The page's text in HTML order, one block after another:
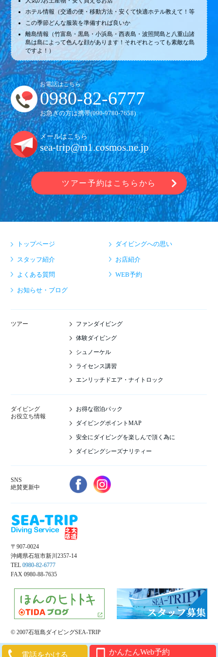
ホテル情報（交通の便・移動方法・安くて快適ホテル教えて！等
この季節どんな服装を準備すれば良いか
離島情報（竹富島・黒島・小浜島・西表島・波照間島と八重山諸
島は島によって色んな顔があります！それぞれとっても素敵な島
ですよ！）
お電話はこちら
0980-82-6777
お急ぎの方は携帯(090-9780-7658)
メールはこちら
sea-trip@m1.cosmos.ne.jp
ツアー予約はこちらから
トップページ ダイビングへの思い
スタッフ紹介 お店紹介
よくある質問 WEB予約
お知らせ・ブログ
ツアー ファンダイビング
体験ダイビング
シュノーケル
ライセンス講習
エンリッチドエア・ナイトロック
ダイビング
お役立ち情報
お得な宿泊パック
ダイビングポイントMAP
安全にダイビングを楽しんで頂く為に
ダイビングシーズナリティー
SNS
絶賛更新中
〒907-0024
沖縄県石垣市新川2357-14
TEL 0980-82-6777
FAX 0980-88-7635
© 2007石垣島ダイビングSEA-TRIP
電話をかける かんたんWeb予約